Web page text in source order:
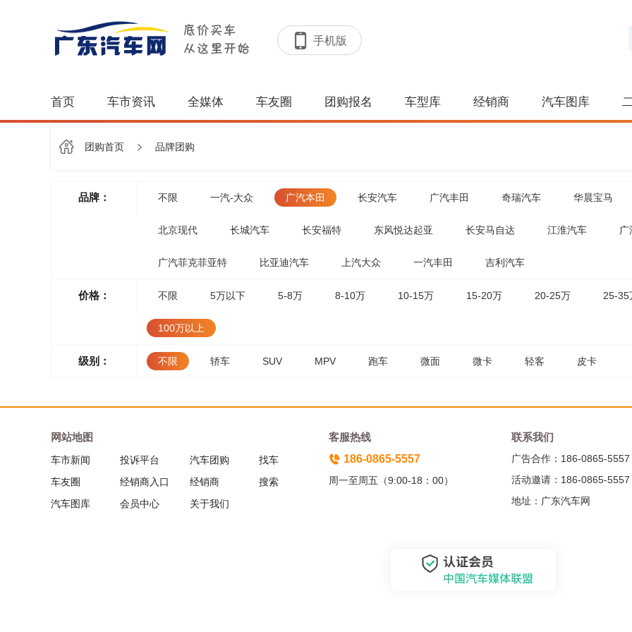
手机版
首页 车市资讯 全媒体 车友圈 团购报名 车型库 经销商 汽车图库
团购首页 品牌团购
品牌： 不限 一汽-大众 广汽本田 长安汽车 广汽丰田 奇瑞汽车 华晨宝马
北京现代 长城汽车 长安福特 东风悦达起亚 长安马自达 江淮汽车 广
广汽菲克菲亚特 比亚迪汽车 上汽大众 一汽丰田 吉利汽车
价格： 不限 5万以下 5-8万 8-10万 10-15万 15-20万 20-25万 25-35
100万以上
级别： 不限 轿车 SUV MPV 跑车 微面 微卡 轻客 皮卡
网站地图
车市新闻 投诉平台 汽车团购
找车
车友圈
经销商入口 经销商
搜索
汽车图库
会员中心 关于我们
客服热线
186-0865-5557
周一至周五（9:00-18：00）
联系我们
广告合作：186-0865-5557
活动邀请：186-0865-5557
地址：广东汽车网